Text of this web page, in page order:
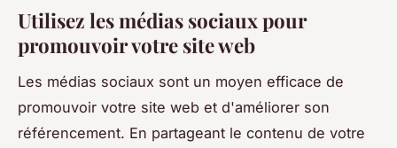
Utilisez les médias sociaux pour
promouvoir votre site web
Les médias sociaux sont un moyen efficace de
promouvoir votre site web et d'améliorer son
référencement. En partageant le contenu de votre